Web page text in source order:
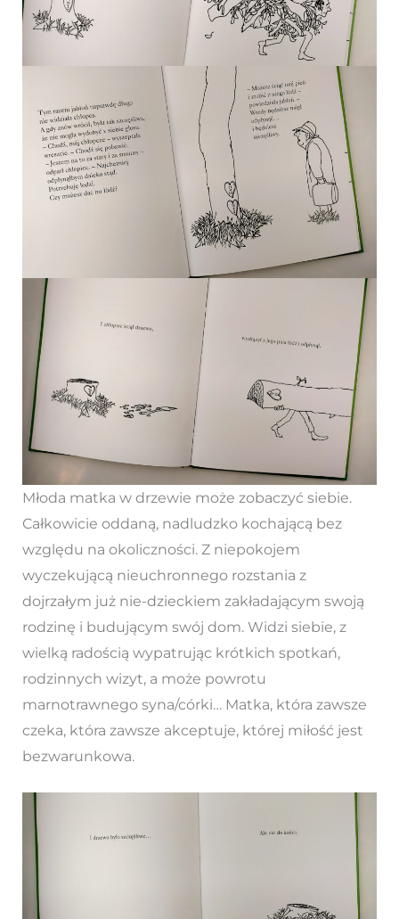
Młoda matka w drzewie może zobaczyć siebie.
Całkowicie oddaną, nadludzko kochającą bez
względu na okoliczności. Z niepokojem
wyczekującą nieuchronnego rozstania z
dojrzałym już nie-dzieckiem zakładającym swoją
rodzinę i budującym swój dom. Widzi siebie, z
wielką radością wypatrując krótkich spotkań,
rodzinnych wizyt, a może powrotu
marnotrawnego syna/córki… Matka, która zawsze
czeka, która zawsze akceptuje, której miłość jest
bezwarunkowa.